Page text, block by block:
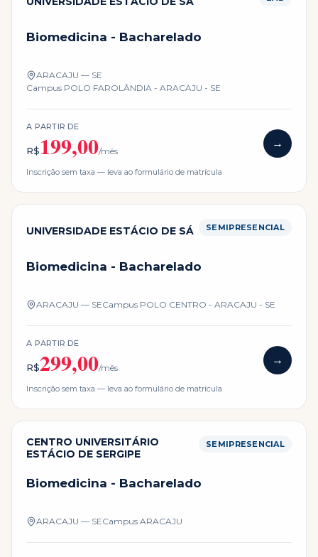
Biomedicina - Bacharelado
ARACAJU — SE
Campus POLO FAROLÂNDIA - ARACAJU - SE
A PARTIR DE
R$199,00/mês
→
Inscrição sem taxa — leva ao formulário de matrícula
UNIVERSIDADE ESTÁCIO DE SÁ SEMIPRESENCIAL
Biomedicina - Bacharelado
ARACAJU — SECampus POLO CENTRO - ARACAJU - SE
A PARTIR DE
R$299,00/mês
→
Inscrição sem taxa — leva ao formulário de matrícula
CENTRO UNIVERSITÁRIO
ESTÁCIO DE SERGIPE
SEMIPRESENCIAL
Biomedicina - Bacharelado
ARACAJU — SECampus ARACAJU